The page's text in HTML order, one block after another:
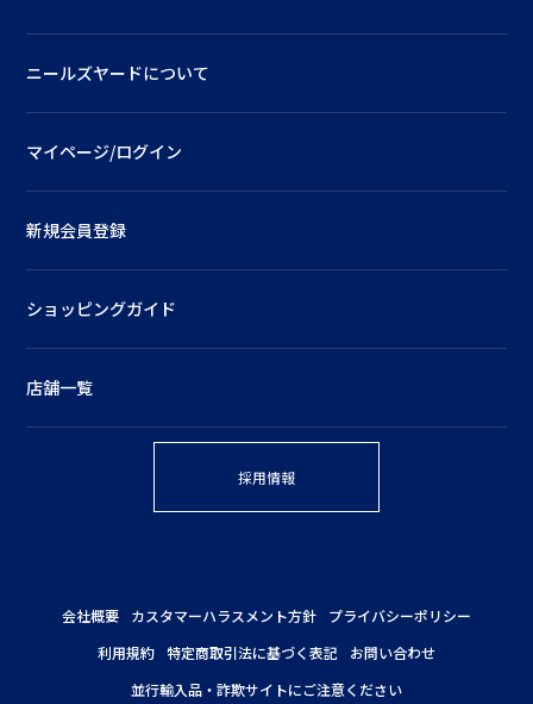
ニールズヤードについて
マイページ/ログイン
新規会員登録
ショッピングガイド
店舗一覧
採用情報
会社概要 カスタマーハラスメント方針
プライバシーポリシー
利用規約 特定商取引法に基づく表記
お問い合わせ
並行輸入品・詐欺サイトにご注意ください